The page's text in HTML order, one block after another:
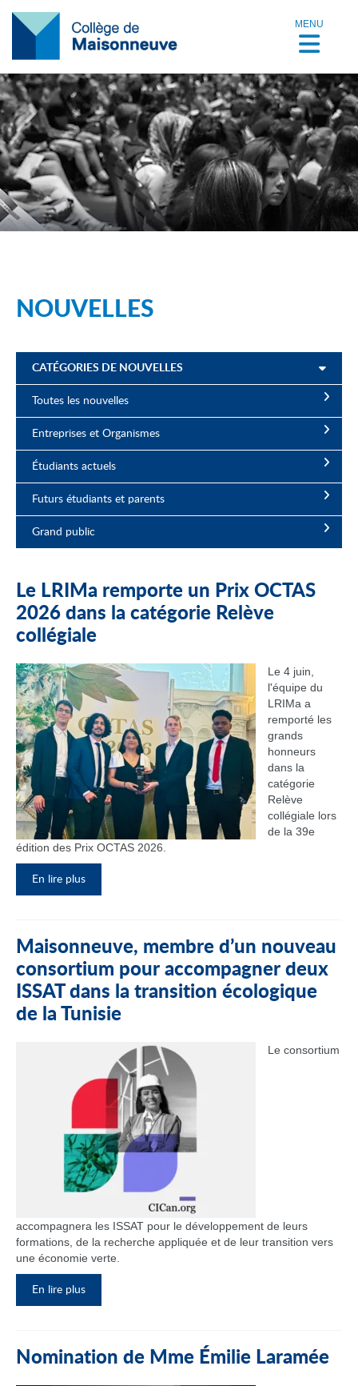
MENU
NOUVELLES
CATÉGORIES DE NOUVELLES
Toutes les nouvelles
Entreprises et Organismes
Étudiants actuels
Futurs étudiants et parents
Grand public
Le LRIMa remporte un Prix OCTAS
2026 dans la catégorie Relève
collégiale
Le 4 juin,
l'équipe du
LRIMa a
remporté les
grands
honneurs
dans la
catégorie
Relève
collégiale lors
de la 39e
édition des Prix OCTAS 2026.
En lire plus
Maisonneuve, membre d’un nouveau
consortium pour accompagner deux
ISSAT dans la transition écologique
de la Tunisie
Le consortium
accompagnera les ISSAT pour le développement de leurs
formations, de la recherche appliquée et de leur transition vers
une économie verte.
En lire plus
Nomination de Mme Émilie Laramée